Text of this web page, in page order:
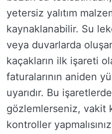
yetersiz yalıtım
kaynaklanabilir. Su
veya duvarlarda
kaçakların ilk işareti
faturalarının aniden
uyarıdır. Bu
gözlemlerseniz, vakit
kontroller